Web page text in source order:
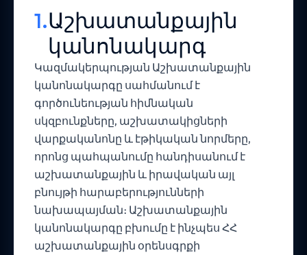
1.Աշխատանքային
կանոնակարգ
Կազմակերպության Աշխատանքային
կանոնակարգը սահմանում է
գործունեության հիմնական
սկզբունքները, աշխատակիցների
վարքականոնը և էթիկական նորմերը,
որոնց պահպանումը հանդիսանում է
աշխատանքային և իրավական այլ
բնույթի հարաբերությունների
նախապայման։ Աշխատանքային
կանոնակարգը բխումը է ինչպես ՀՀ
աշխատանքային օրենսգրքի